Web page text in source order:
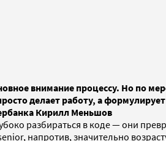
внимание процессу. Но по
делает работу, а
Кирилл Меньшов
разбираться в коде — они
напротив, значительно